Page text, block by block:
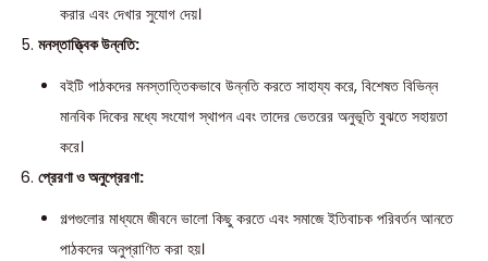
করার এবং দেখার সুযোগ দেয়।
মনস্তাত্ত্বিক উন্নতি:
বইটি পাঠকদের মনস্তাত্তিকভাবে উন্নতি করতে সাহায্য করে, বিশেষত বিভিন্ন
মানবিক দিকের মধ্যে সংযোগ স্থাপন এবং তাদের ভেতরের অনুভূতি বুঝতে সহায়তা
করে।
প্রেরণা ও অনুপ্রেরণা:
গল্পগুলোর মাধ্যমে জীবনে ভালো কিছু করতে এবং সমাজে ইতিবাচক পরিবর্তন আনতে
পাঠকদের অনুপ্রাণিত করা হয়।